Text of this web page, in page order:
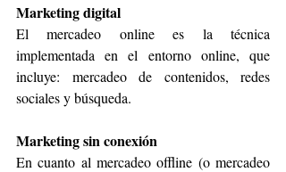
Marketing digital
El mercadeo online es la técnica
implementada en el entorno online, que
incluye: mercadeo de contenidos, redes
sociales y búsqueda.
Marketing sin conexión
En cuanto al mercadeo offline (o mercadeo